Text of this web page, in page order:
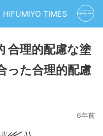
TIMES
合理的配慮な塗
った合理的配慮
6年前